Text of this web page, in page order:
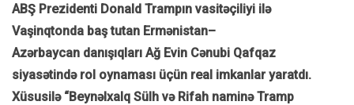
ABŞ Prezidenti Donald Trampın vasitəçiliyi ilə
Vaşinqtonda baş tutan Ermənistan–
Azərbaycan danışıqları Ağ Evin Cənubi Qafqaz
siyasətində rol oynaması üçün real imkanlar yaratdı.
Xüsusilə “Beynəlxalq Sülh və Rifah naminə Tramp